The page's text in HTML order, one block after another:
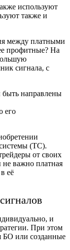
используют
также и
между платными
профитные? На
сигнала, с
направлены
его
(ТС).
от своих
важно платная
её
и
При этом
БО или созданные